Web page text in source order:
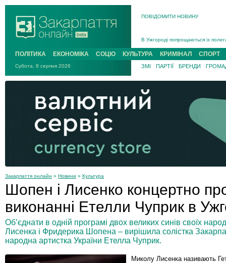
ПОВІДОМИТИ НОВИНУ
В Ужгороді попрощаються із
В Ужгороді 5 серпня
Підтвердили загибель
На війні з рф поліг військовий з
На Хустщині внаслідок ДТП за
Інструктора районного ТЦК на
ПОЛІТИКА ЕКОНОМІКА СОЦІО КУЛЬТУРА КРИМІНАЛ СПОРТ
Субота, 8 серпня 2026 ЗМІ ПАРТІЇ БРЕНДИ
Закарпаття онлайн » Новини » Культура
Шопен і Лисенко концертно
виконанні Етелли Чуприк в
Об’єднати в одній програмі двох великих синів своїх
Лисенка і Фридерика Шопена – вирішила солістка
народна артистка України Етелла Чуприк.
Миколу Лисенка називають